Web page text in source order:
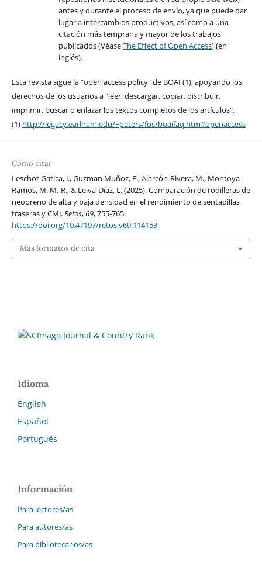
antes y durante el proceso de envío, ya que puede dar
lugar a intercambios productivos, así como a una
citación más temprana y mayor de los trabajos
publicados (VéaseThe Effect of Open Access) (en
inglés).
Esta revista sigue la "open access policy" de BOAI (1), apoyando los
derechos de los usuarios a "leer, descargar, copiar, distribuir,
imprimir, buscar o enlazar los textos completos de los artículos".
(1) http://legacy.earlham.edu/~peters/fos/boaifaq.htm#openaccess
Cómo citar
Leschot Gatica, J., Guzman Muñoz, E., Alarcón-Rivera, M., Montoya
Ramos, M. M.-R., & Leiva-Díaz, L. (2025). Comparación de rodilleras de
neopreno de alta y baja densidad en el rendimiento de sentadillas
traseras y CMJ.Retos,69, 755-765.
https://doi.org/10.47197/retos.v69.114153
Más formatos de cita
Idioma
English
Español
Português
Información
Para lectores/as
Para autores/as
Para bibliotecarios/as